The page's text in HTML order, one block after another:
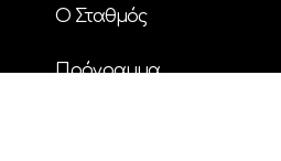
Ο Σταθμός
Πρόγραμμα